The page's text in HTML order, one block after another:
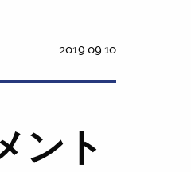
2019.09.10
ント